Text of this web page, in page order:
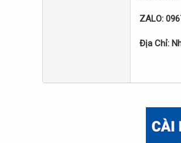
ZALO:
Địa Chỉ: